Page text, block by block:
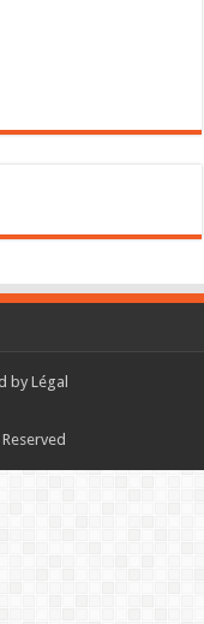
by Légal